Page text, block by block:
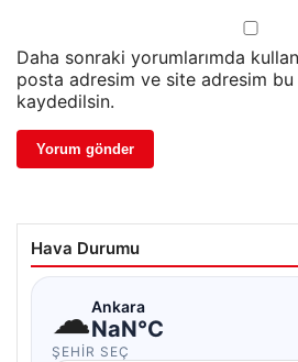
Daha sonraki yorumlarımda
posta adresim ve site adresim bu
kaydedilsin.
Hava Durumu
☁Ankara
NaN°C
ŞEHIR SEÇ